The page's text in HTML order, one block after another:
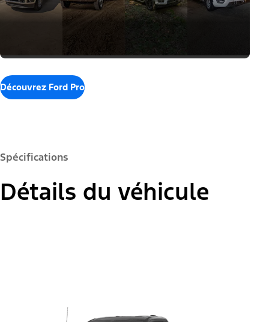
Découvrez Ford Pro
Spécifications
Détails du véhicule